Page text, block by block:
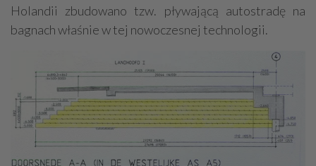
Holandii zbudowano tzw. pływającą autostradę na
bagnach właśnie w tej nowoczesnej technologii.